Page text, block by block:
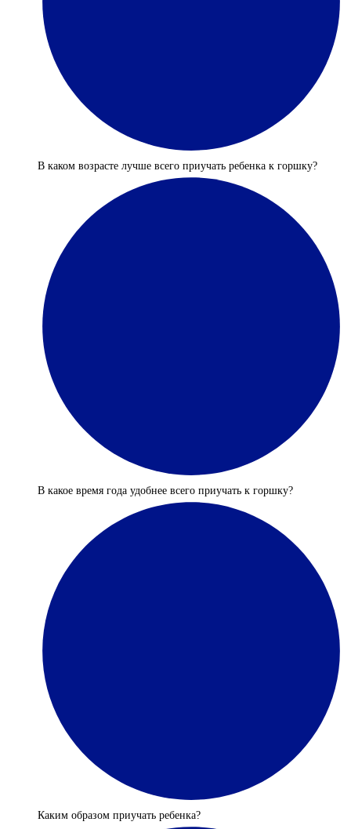
В каком возрасте лучше всего приучать ребенка к горшку?
В какое время года удобнее всего приучать к горшку?
Каким образом приучать ребенка?